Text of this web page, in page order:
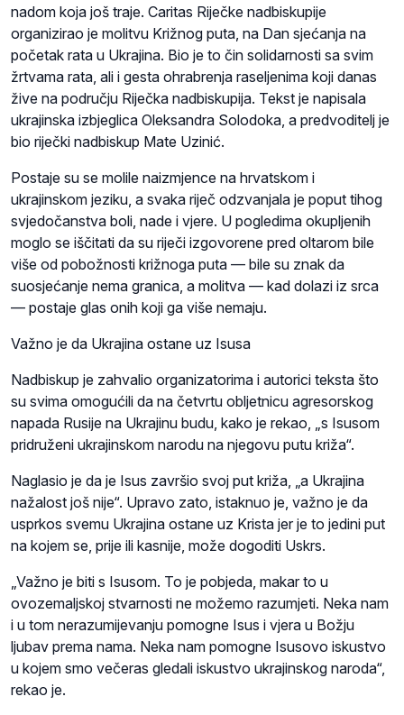
nadom koja još traje. Caritas Riječke nadbiskupije
organizirao je molitvu Križnog puta, na Dan sjećanja na
početak rata u Ukrajina. Bio je to čin solidarnosti sa svim
žrtvama rata, ali i gesta ohrabrenja raseljenima koji danas
žive na području Riječka nadbiskupija. Tekst je napisala
ukrajinska izbjeglica Oleksandra Solodoka, a predvoditelj je
bio riječki nadbiskup Mate Uzinić.
Postaje su se molile naizmjence na hrvatskom i
ukrajinskom jeziku, a svaka riječ odzvanjala je poput tihog
svjedočanstva boli, nade i vjere. U pogledima okupljenih
moglo se iščitati da su riječi izgovorene pred oltarom bile
više od pobožnosti križnoga puta — bile su znak da
suosjećanje nema granica, a molitva — kad dolazi iz srca
— postaje glas onih koji ga više nemaju.
Važno je da Ukrajina ostane uz Isusa
Nadbiskup je zahvalio organizatorima i autorici teksta što
su svima omogućili da na četvrtu obljetnicu agresorskog
napada Rusije na Ukrajinu budu, kako je rekao, „s Isusom
pridruženi ukrajinskom narodu na njegovu putu križa“.
Naglasio je da je Isus završio svoj put križa, „a Ukrajina
nažalost još nije“. Upravo zato, istaknuo je, važno je da
usprkos svemu Ukrajina ostane uz Krista jer je to jedini put
na kojem se, prije ili kasnije, može dogoditi Uskrs.
„Važno je biti s Isusom. To je pobjeda, makar to u
ovozemaljskoj stvarnosti ne možemo razumjeti. Neka nam
i u tom nerazumijevanju pomogne Isus i vjera u Božju
ljubav prema nama. Neka nam pomogne Isusovo iskustvo
u kojem smo večeras gledali iskustvo ukrajinskog naroda“,
rekao je.